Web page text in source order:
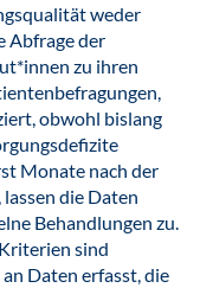
weder
Abfrage der
zu ihren
obwohl bislang
Monate nach der
die Daten
Behandlungen zu.
sind
Daten erfasst, die